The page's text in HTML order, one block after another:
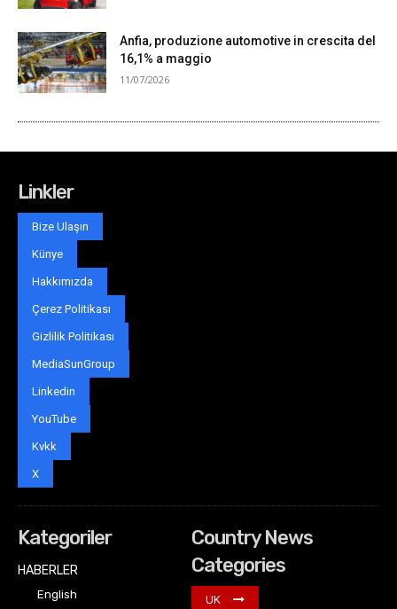
Linkler
Bize Ulaşın
Künye
Hakkımızda
Çerez Politikası
Gizlilik Politikası
MediaSunGroup
Linkedin
YouTube
Kvkk
X
Kategoriler
HABERLER
English
Country News
Categories
UK